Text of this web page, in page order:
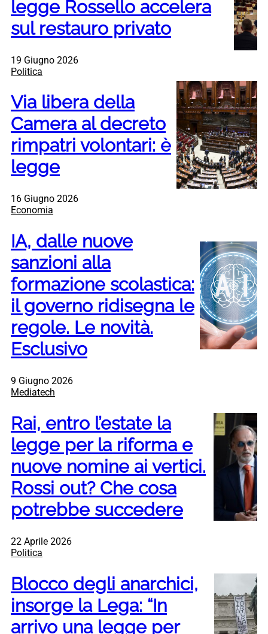
legge Rossello accelera
sul restauro privato
19 Giugno 2026
Politica
Via libera della
Camera al decreto
rimpatri volontari: è
legge
16 Giugno 2026
Economia
IA, dalle nuove
sanzioni alla
formazione scolastica:
il governo ridisegna le
regole. Le novità.
Esclusivo
9 Giugno 2026
Mediatech
Rai, entro l’estate la
legge per la riforma e
nuove nomine ai vertici.
Rossi out? Che cosa
potrebbe succedere
22 Aprile 2026
Politica
Blocco degli anarchici,
insorge la Lega: “In
arrivo una legge per